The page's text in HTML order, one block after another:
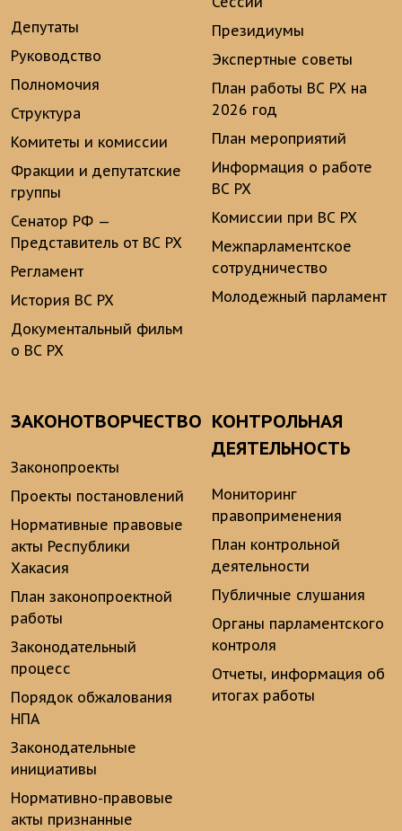
Депутаты
Руководство
Полномочия
Структура
Комитеты и комиссии
Фракции и депутатские
группы
Сенатор РФ —
Представитель от ВС РХ
Регламент
История ВС РХ
Документальный фильм
о ВС РХ
Президиумы
Экспертные советы
План работы ВС РХ на
2026 год
План мероприятий
Информация о работе
ВС РХ
Комиссии при ВС РХ
Межпарламентское
сотрудничество
Молодежный парламент
ЗАКОНОТВОРЧЕСТВО
Законопроекты
Проекты постановлений
Нормативные правовые
акты Республики
Хакасия
План законопроектной
работы
Законодательный
процесс
Порядок обжалования
НПА
Законодательные
инициативы
Нормативно-правовые
акты признанные
КОНТРОЛЬНАЯ
ДЕЯТЕЛЬНОСТЬ
Мониторинг
правоприменения
План контрольной
деятельности
Публичные слушания
Органы парламентского
контроля
Отчеты, информация об
итогах работы